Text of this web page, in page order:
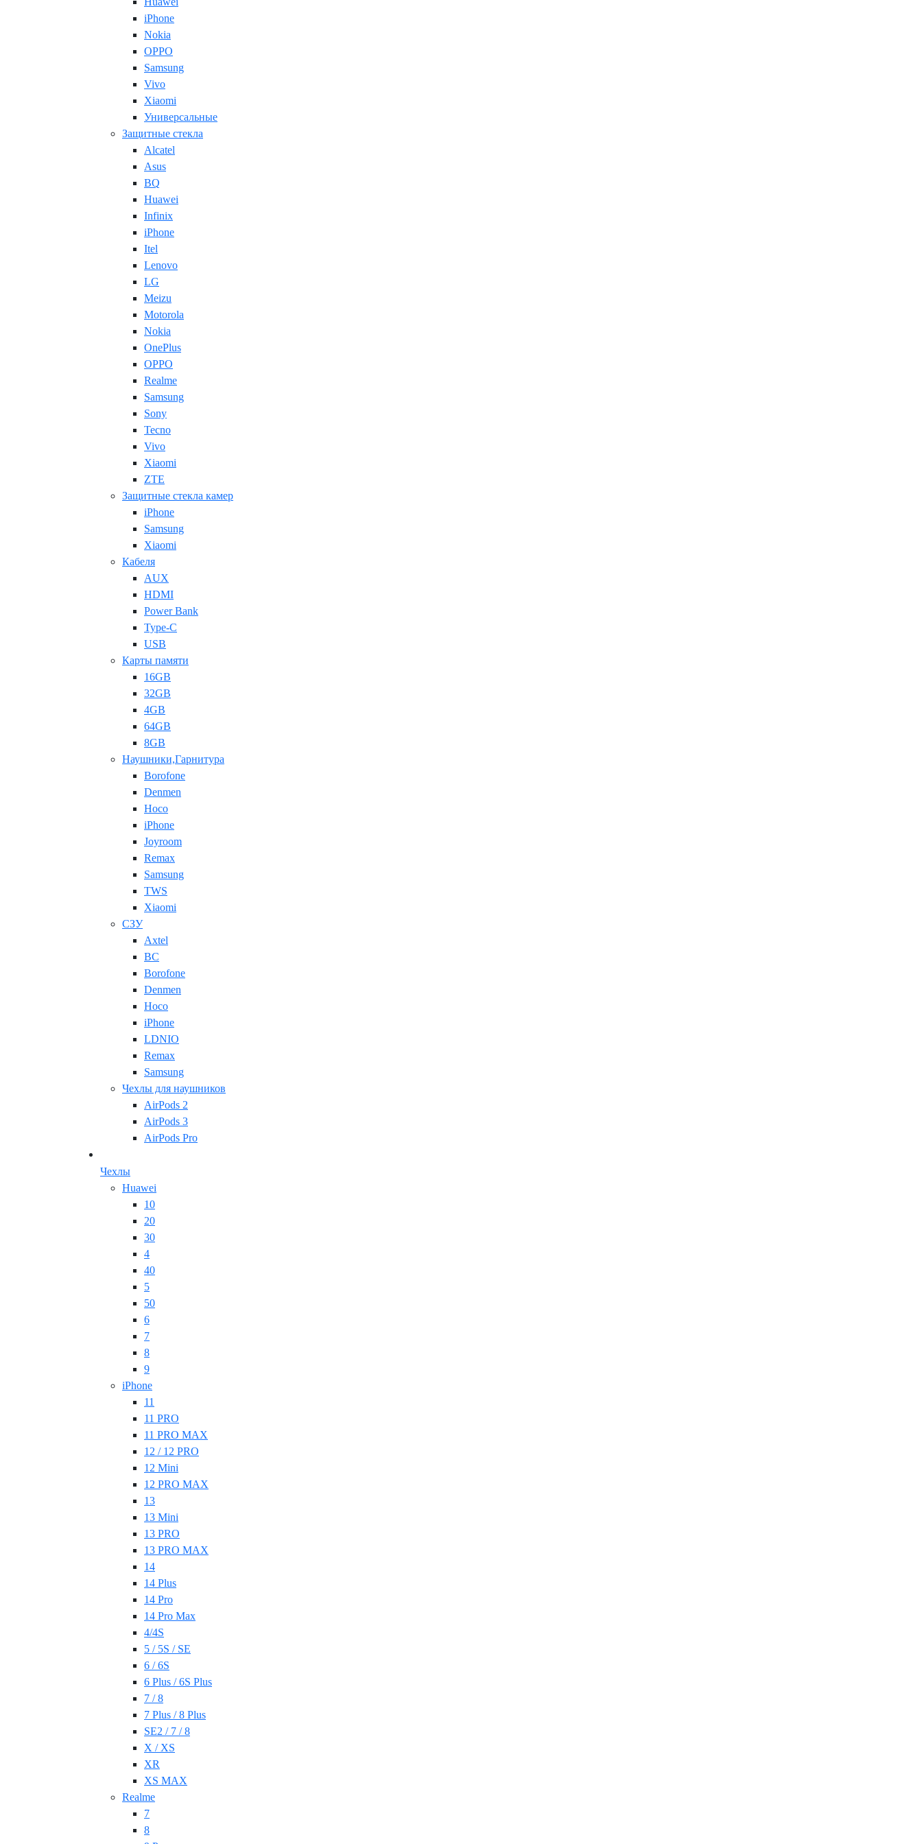
iPhone
Nokia
OPPO
Samsung
Vivo
Xiaomi
Универсальные
Защитные стекла
Alcatel
Asus
BQ
Huawei
Infinix
iPhone
Itel
Lenovo
LG
Meizu
Motorola
Nokia
OnePlus
OPPO
Realme
Samsung
Sony
Tecno
Vivo
Xiaomi
ZTE
Защитные стекла камер
iPhone
Samsung
Xiaomi
Кабеля
AUX
HDMI
Power Bank
Type-C
USB
Карты памяти
16GB
32GB
4GB
64GB
8GB
Наушники,Гарнитура
Borofone
Denmen
Hoco
iPhone
Joyroom
Remax
Samsung
TWS
Xiaomi
СЗУ
Axtel
BC
Borofone
Denmen
Hoco
iPhone
LDNIO
Remax
Samsung
Чехлы для наушников
AirPods 2
AirPods 3
AirPods Pro
Чехлы
Huawei
10
20
30
4
40
5
50
6
7
8
9
iPhone
11
11 PRO
11 PRO MAX
12 / 12 PRO
12 Mini
12 PRO MAX
13
13 Mini
13 PRO
13 PRO MAX
14
14 Plus
14 Pro
14 Pro Max
4/4S
5 / 5S / SE
6 / 6S
6 Plus / 6S Plus
7 / 8
7 Plus / 8 Plus
SE2 / 7 / 8
X / XS
XR
XS MAX
Realme
7
8